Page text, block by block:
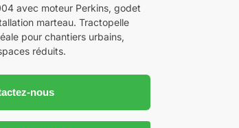
avec moteur Perkins, godet
marteau. Tractopelle
pour chantiers urbains,
réduits.
nous